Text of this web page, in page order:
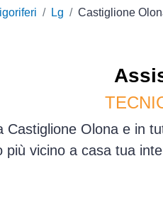
Lg Castiglione
Castiglione Olona e in
più vicino a casa tua